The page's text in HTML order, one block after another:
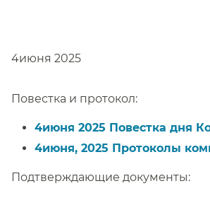
4июня 2025​​
Повестка и протокол:​​
4июня 2025 Повестка дня
4июня, 2025 Протоколы
Подтверждающие документы:​​